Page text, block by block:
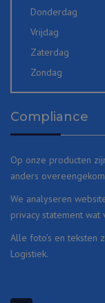
Donderdag
Vrijdag
Zaterdag
Zondag
Compliance
Op onze producten
anders
We analyseren
privacy statement wat
Alle foto’s en teksten
Logistiek.